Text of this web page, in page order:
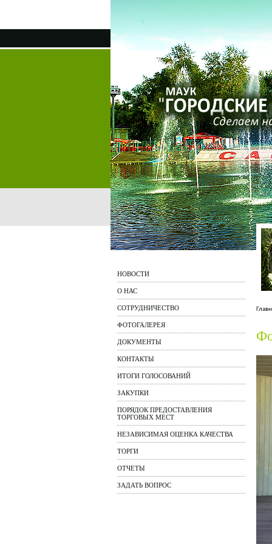
НОВОСТИ
О НАС
СОТРУДНИЧЕСТВО
ФОТОГАЛЕРЕЯ
ДОКУМЕНТЫ
КОНТАКТЫ
ИТОГИ ГОЛОСОВАНИЙ
ЗАКУПКИ
ПОРЯДОК ПРЕДОСТАВЛЕНИЯ
ТОРГОВЫХ МЕСТ
НЕЗАВИСИМАЯ ОЦЕНКА КАЧЕСТВА
ТОРГИ
ОТЧЕТЫ
ЗАДАТЬ ВОПРОС